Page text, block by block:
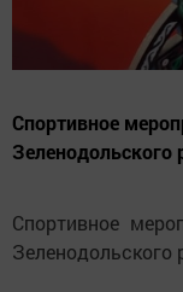
Спортивное
Зеленодольского
Спортивное
Зеленодольского